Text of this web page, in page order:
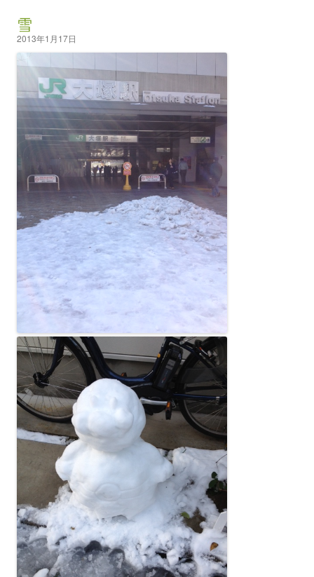
雪
2013年1月17日